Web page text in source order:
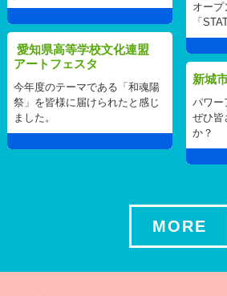
オープ
「
愛知県高等学校文化連盟
アートフェスタ
今年度のテーマである「和魂陽
祭」を皆様に届けられたと感じ
ました。
新城
パワー
ぜひ皆
か？
MORE